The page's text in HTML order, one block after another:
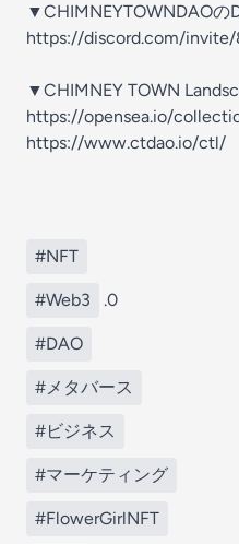
▼CHIMNEYTOWNDAOの
https://discord.com/invite/
▼CHIMNEY TOWN
https://opensea.io/
https://www.ctdao.io/ctl/
#NFT
#Web3 .0
#DAO
#メタバース
#ビジネス
#マーケティング
#FlowerGirlNFT